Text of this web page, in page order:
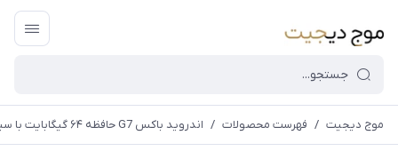
قیمت و
موج دیجیت / فهرست محصولات / اندروید باکس G7 حافظه ۶۴ گیگابایت با سیستم عامل اندروید ۱۴ و ریموت دار